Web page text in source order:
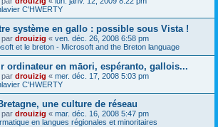
C'HWERTY
système en gallo : possible sous Vista !
par drouizig « ven. déc. 26, 2008 6:58 pm
et le breton - Microsoft and the Breton language
ordinateur en māori, espéranto, gallois...
par drouizig « mer. déc. 17, 2008 5:03 pm
C'HWERTY
une culture de réseau
par drouizig « mar. déc. 16, 2008 5:47 pm
en langues régionales et minoritaires